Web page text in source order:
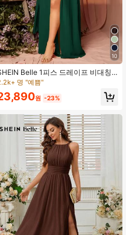
10
Belle 1피스 드레이프 비대칭
랩 브라이드스메이드 드레스 우아
명 "예쁨"
원 -23%